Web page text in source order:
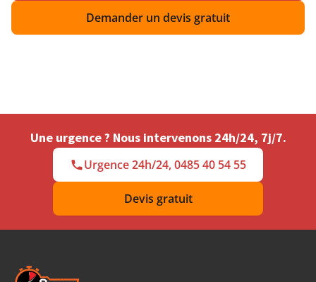
Demander un devis gratuit
Une urgence ? Nous intervenons 24h/24, 7j/7.
Urgence 24h/24, 0485 40 54 55
Devis gratuit